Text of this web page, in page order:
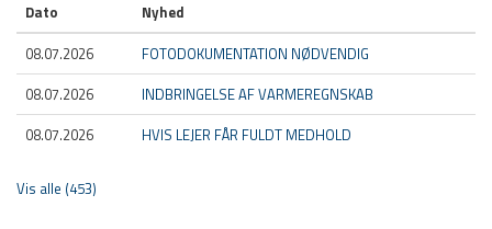
Dato
Nyhed
08.07.2026
FOTODOKUMENTATION NØDVENDIG
08.07.2026
INDBRINGELSE AF VARMEREGNSKAB
08.07.2026
HVIS LEJER FÅR FULDT MEDHOLD
Vis alle (453)